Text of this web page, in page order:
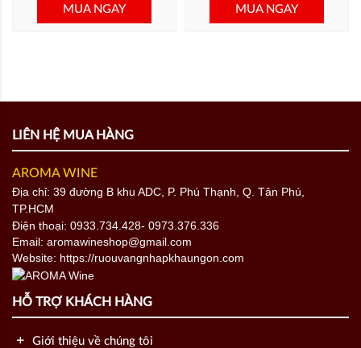
MUA NGAY MUA NGAY
LIÊN HỆ MUA HÀNG
AROMA WINE
Địa chỉ: 39 đường B khu ADC, P. Phú Thạnh, Q. Tân Phú,
TP.HCM
Điện thoại: 0933.734.428- 0973.376.336
Email: aromawineshop@gmail.com
Website: https://ruouvangnhapkhaungon.com
HỖ TRỢ KHÁCH HÀNG
Giới thiệu về chúng tôi